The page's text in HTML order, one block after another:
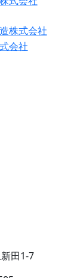
田1-7